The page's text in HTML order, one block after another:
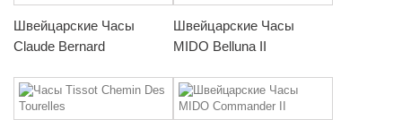
Швейцарские Часы
Claude Bernard
Швейцарские Часы
MIDO Belluna II